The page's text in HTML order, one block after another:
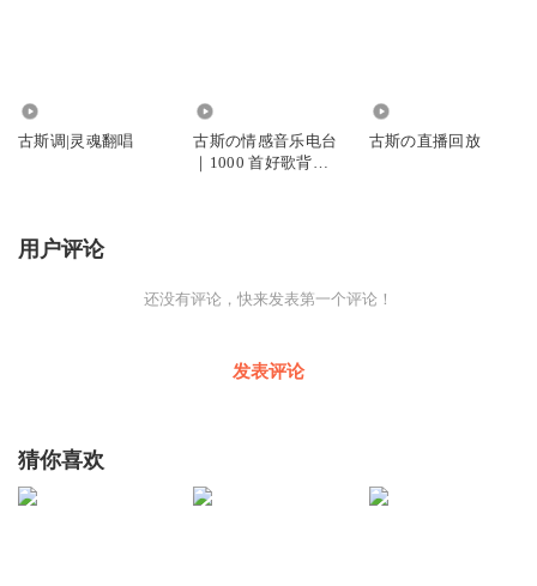
古斯调|灵魂翻唱
古斯の情感音乐电台
｜1000 首好歌背后
古斯の直播回放
用户评论
还没有评论，快来发表第一个评论！
发表评论
猜你喜欢